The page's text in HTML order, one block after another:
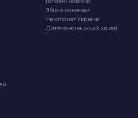
Збірні команди
Чемпіонат України
Дитячо-юнацький хокей